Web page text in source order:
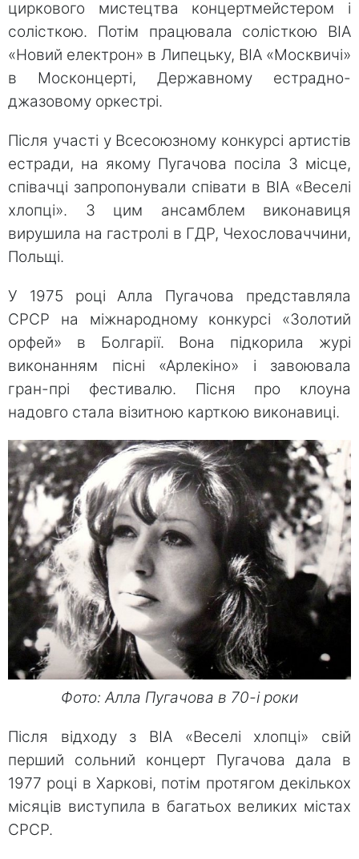
циркового мистецтва концертмейстером і
солісткою. Потім працювала солісткою ВІА
«Новий електрон» в Липецьку, ВІА «Москвичі»
в Москонцерті, Державному естрадно-
джазовому оркестрі.
Після участі у Всесоюзному конкурсі артистів
естради, на якому Пугачова посіла 3 місце,
співачці запропонували співати в ВІА «Веселі
хлопці». З цим ансамблем виконавиця
вирушила на гастролі в ГДР, Чехословаччини,
Польщі.
У 1975 році Алла Пугачова представляла
СРСР на міжнародному конкурсі «Золотий
орфей» в Болгарії. Вона підкорила журі
виконанням пісні «Арлекіно» і завоювала
гран-прі фестивалю. Пісня про клоуна
надовго стала візитною карткою виконавиці.
Фото: Алла Пугачова в 70-і роки
Після відходу з ВІА «Веселі хлопці» свій
перший сольний концерт Пугачова дала в
1977 році в Харкові, потім протягом декількох
місяців виступила в багатьох великих містах
СРСР.